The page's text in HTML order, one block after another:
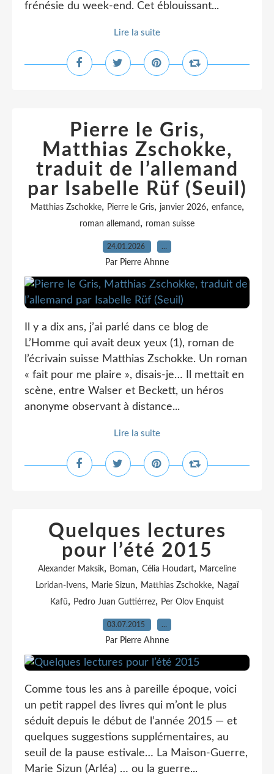
frénésie du week-end. Cet éblouissant...
Lire la suite
Pierre le Gris,
Matthias Zschokke,
traduit de l’allemand
par Isabelle Rüf (Seuil)
Matthias Zschokke, Pierre le Gris, janvier 2026, enfance,
roman allemand , roman suisse
24.01.2026 …
Par Pierre Ahnne
Il y a dix ans, j’ai parlé dans ce blog de
L’Homme qui avait deux yeux (1), roman de
l’écrivain suisse Matthias Zschokke. Un roman
« fait pour me plaire », disais-je… Il mettait en
scène, entre Walser et Beckett, un héros
anonyme observant à distance...
Lire la suite
Quelques lectures
pour l’été 2015
Alexander Maksik, Boman, Célia Houdart, Marceline
Loridan-Ivens, Marie Sizun, Matthias Zschokke, Nagaï
Kafû, Pedro Juan Guttiérrez, Per Olov Enquist
03.07.2015 …
Par Pierre Ahnne
Comme tous les ans à pareille époque, voici
un petit rappel des livres qui m’ont le plus
séduit depuis le début de l’année 2015 — et
quelques suggestions supplémentaires, au
seuil de la pause estivale… La Maison-Guerre,
Marie Sizun (Arléa) … ou la guerre...